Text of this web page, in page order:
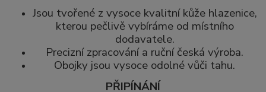
Jsou tvořené z vysoce kvalitní kůže hlazenice,
kterou pečlivě vybíráme od místního
dodavatele.
Precizní zpracování a ruční česká výroba.
Obojky jsou vysoce odolné vůči tahu.
PŘIPÍNÁNÍ